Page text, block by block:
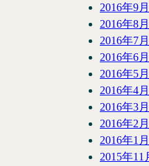
2016年9月
2016年8月
2016年7月
2016年6月
2016年5月
2016年4月
2016年3月
2016年2月
2016年1月
2015年11